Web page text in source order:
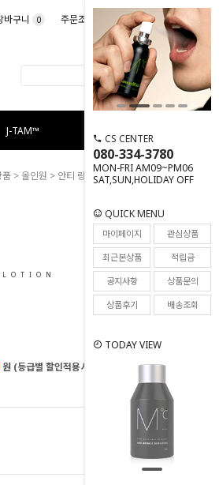
바구니 0 주문조회 마이페이지
J-TAM™
CS CENTER
080-334-3780
MON-FRI AM09~PM06
SAT,SUN,HOLIDAY OFF
QUICK MENU
마이페이지
관심상품
최근본상품
적립금
공지사항
상품문의
상품후기
배송조회
TODAY VIEW
품 >올인원 > 안티 링클 스킨 플러스 로션
101
원 (등급별 할인적용시)
25,000원